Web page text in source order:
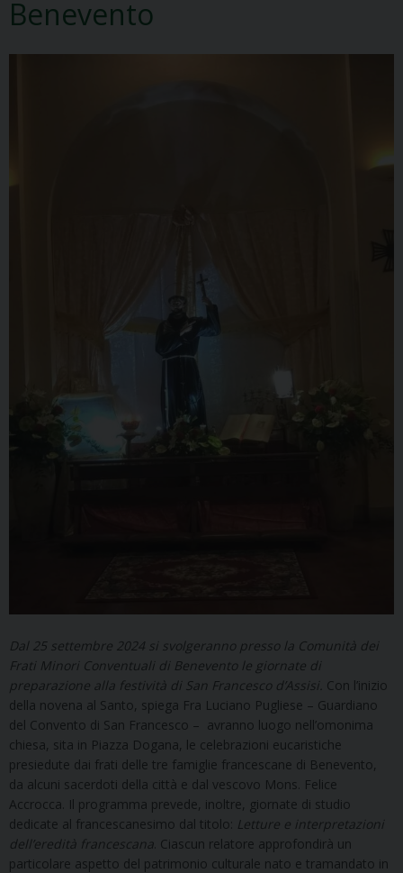
Benevento
Dal 25 settembre 2024 si svolgeranno presso la Comunità dei
Frati Minori Conventuali di Benevento le giornate di
preparazione alla festività di San Francesco d’Assisi. Con l’inizio
della novena al Santo, spiega Fra Luciano Pugliese – Guardiano
del Convento di San Francesco – avranno luogo nell’omonima
chiesa, sita in Piazza Dogana, le celebrazioni eucaristiche
presiedute dai frati delle tre famiglie francescane di Benevento,
da alcuni sacerdoti della città e dal vescovo Mons. Felice
Accrocca. Il programma prevede, inoltre, giornate di studio
dedicate al francescanesimo dal titolo: Letture e interpretazioni
dell’eredità francescana . Ciascun relatore approfondirà un
particolare aspetto del patrimonio culturale nato e tramandato in